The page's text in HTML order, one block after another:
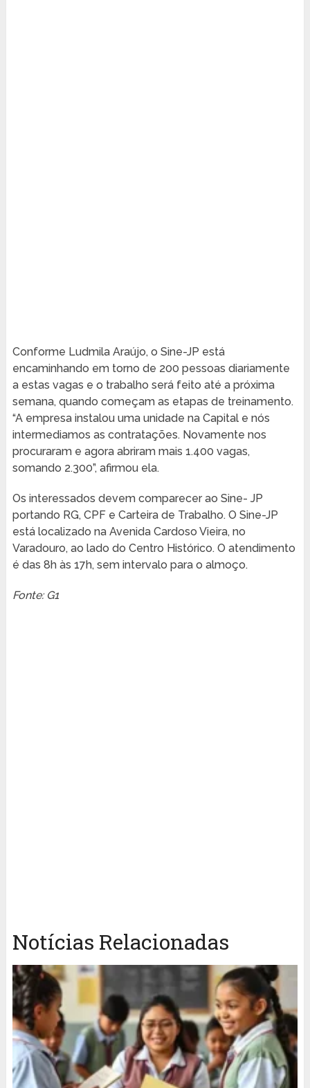
Conforme Ludmila Araújo, o Sine-JP está
encaminhando em torno de 200 pessoas diariamente
a estas vagas e o trabalho será feito até a próxima
semana, quando começam as etapas de treinamento.
“A empresa instalou uma unidade na Capital e nós
intermediamos as contratações. Novamente nos
procuraram e agora abriram mais 1.400 vagas,
somando 2.300”, afirmou ela.
Os interessados devem comparecer ao Sine- JP
portando RG, CPF e Carteira de Trabalho. O Sine-JP
está localizado na Avenida Cardoso Vieira, no
Varadouro, ao lado do Centro Histórico. O atendimento
é das 8h às 17h, sem intervalo para o almoço.
Fonte: G1
Notícias Relacionadas